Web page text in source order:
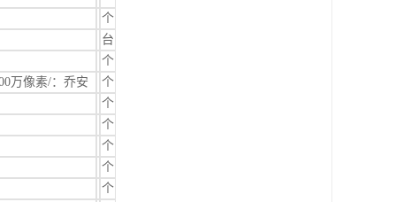
个
台
个
万像素/：乔安
个
个
个
个
个
个